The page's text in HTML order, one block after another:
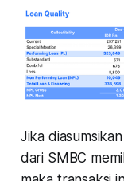
Jika
dari SMBC